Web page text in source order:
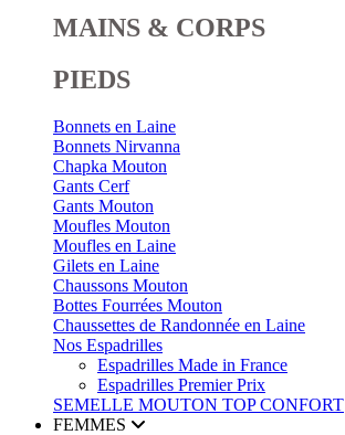
MAINS & CORPS
PIEDS
Bonnets en Laine
Bonnets Nirvanna
Chapka Mouton
Gants Cerf
Gants Mouton
Moufles Mouton
Moufles en Laine
Gilets en Laine
Chaussons Mouton
Bottes Fourrées Mouton
Chaussettes de Randonnée en Laine
Nos Espadrilles
Espadrilles Made in France
Espadrilles Premier Prix
SEMELLE MOUTON TOP CONFORT
FEMMES